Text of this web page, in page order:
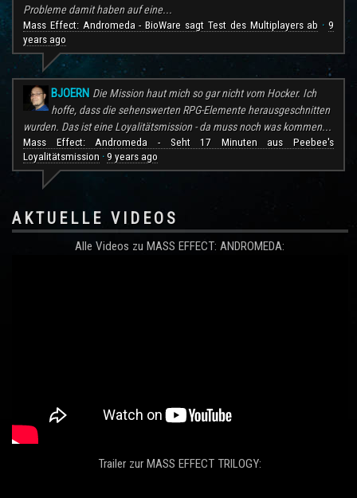
Probleme damit haben auf eine...
Mass Effect: Andromeda - BioWare sagt Test des Multiplayers ab ·9
years ago
BJOERN Die Mission haut mich so gar nicht vom Hocker. Ich
hoffe, dass die sehenswerten RPG-Elemente herausgeschnitten
wurden. Das ist eine Loyalitätsmission - da muss noch was kommen...
Mass Effect: Andromeda - Seht 17 Minuten aus Peebee's
Loyalitätsmission · 9 years ago
AKTUELLE VIDEOS
Alle Videos zu MASS EFFECT: ANDROMEDA:
Trailer zur MASS EFFECT TRILOGY: